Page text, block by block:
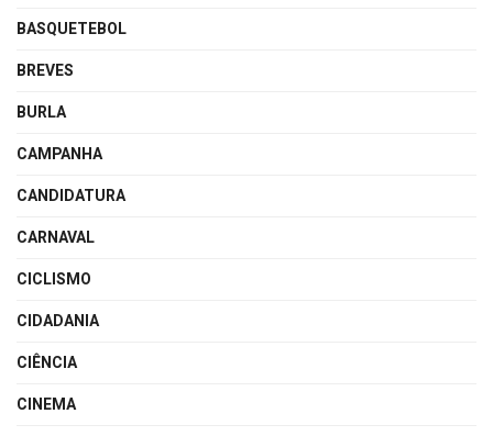
BASQUETEBOL
BREVES
BURLA
CAMPANHA
CANDIDATURA
CARNAVAL
CICLISMO
CIDADANIA
CIÊNCIA
CINEMA